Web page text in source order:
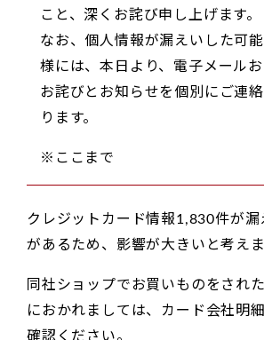
こと、深くお詫び申し上げます。
なお、個人情報が漏えいした可
様には、本日より、電子メール
お詫びとお知らせを個別にご連
ります。
※ここまで
クレジットカード情報1,830件が漏
があるため、影響が大きいと考えま
同社ショップでお買いものをされ
におかれましては、カード会社明
確認ください。